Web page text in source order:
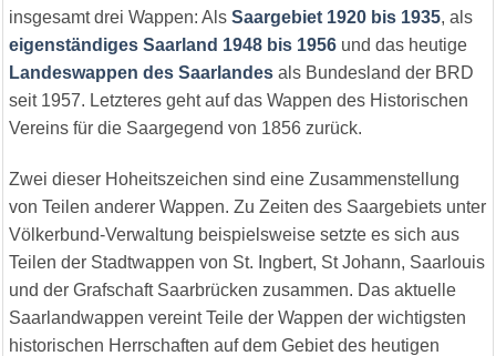
insgesamt drei Wappen: Als Saargebiet 1920 bis 1935, als
eigenständiges Saarland 1948 bis 1956 und das heutige
Landeswappen des Saarlandes als Bundesland der BRD
seit 1957. Letzteres geht auf das Wappen des Historischen
Vereins für die Saargegend von 1856 zurück.
Zwei dieser Hoheitszeichen sind eine Zusammenstellung
von Teilen anderer Wappen. Zu Zeiten des Saargebiets unter
Völkerbund-Verwaltung beispielsweise setzte es sich aus
Teilen der Stadtwappen von St. Ingbert, St Johann, Saarlouis
und der Grafschaft Saarbrücken zusammen. Das aktuelle
Saarlandwappen vereint Teile der Wappen der wichtigsten
historischen Herrschaften auf dem Gebiet des heutigen